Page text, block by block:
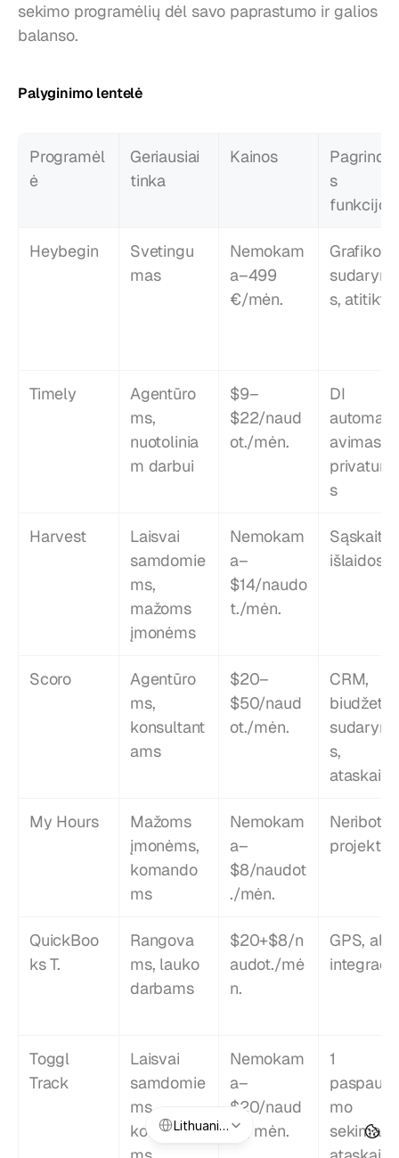
sekimo programėlių dėl savo paprastumo ir galios
balanso.
Palyginimo lentelė
Programėl
ė
Geriausiai
tinka
Kainos
s
funkcijos
Heybegin
Svetingu
mas
Nemokam
a–499
€/mėn.
Grafiko
s, atitiktis
Timely
Agentūro
ms,
nuotolinia
m darbui
$9–
$22/naud
ot./mėn.
DI
avimas,
s
Harvest
Laisvai
samdomie
ms,
mažoms
įmonėms
Nemokam
a–
$14/naudo
t./mėn.
išlaidos
Scoro
Agentūro
ms,
konsultant
ams
$20–
$50/naud
ot./mėn.
CRM,
biudžeto
s,
My Hours
Mažoms
įmonėms,
komando
ms
Nemokam
a–
$8/naudot
./mėn.
Neriboti
projektai
QuickBoo
ks T.
Rangova
ms, lauko
darbams
$20+$8/n
audot./mė
n.
GPS,
Toggl
Track
Laisvai
samdomie
ms,
komando
Nemokam
a–
$20/naud
ot./mėn.
1
paspaudi
mo
sekimas,
Select Language
Lithuanian